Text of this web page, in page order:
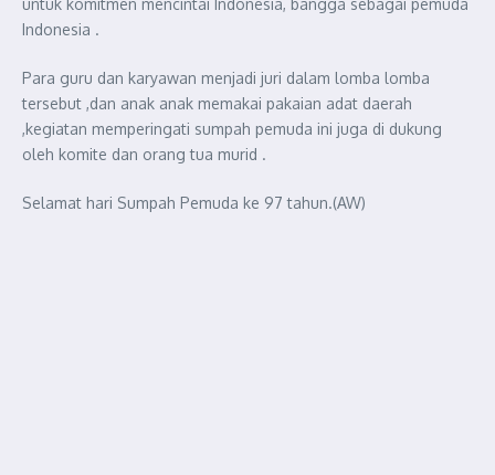
untuk komitmen mencintai Indonesia, bangga sebagai pemuda
Indonesia .
Para guru dan karyawan menjadi juri dalam lomba lomba
tersebut ,dan anak anak memakai pakaian adat daerah
,kegiatan memperingati sumpah pemuda ini juga di dukung
oleh komite dan orang tua murid .
Selamat hari Sumpah Pemuda ke 97 tahun.(AW)